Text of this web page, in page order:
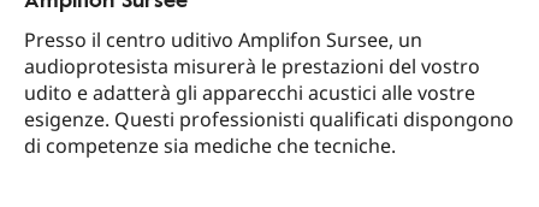
Presso il centro uditivo Amplifon Sursee, un
audioprotesista misurerà le prestazioni del vostro
udito e adatterà gli apparecchi acustici alle vostre
esigenze. Questi professionisti qualificati dispongono
di competenze sia mediche che tecniche.